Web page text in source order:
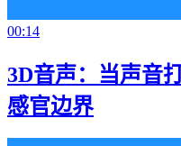
00:14
3D音声：当声音
感官边界